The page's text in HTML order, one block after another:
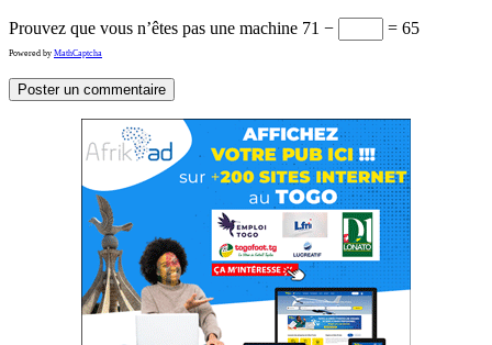
Prouvez que vous n’êtes pas une machine 71 − = 65
Powered by MathCaptcha